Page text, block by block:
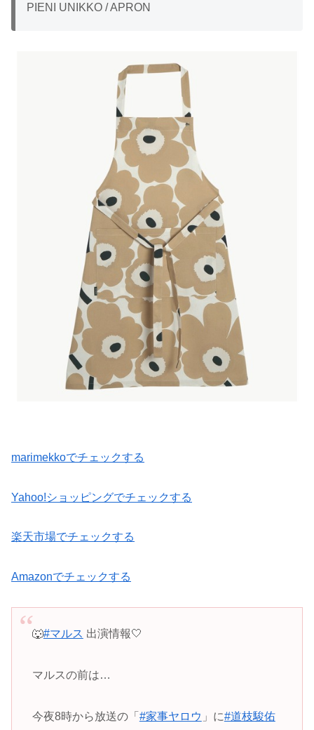
PIENI UNIKKO / APRON
marimekkoでチェックする
Yahoo!ショッピングでチェックする
楽天市場でチェックする
Amazonでチェックする
🐺#マルス 出演情報🤍
マルスの前は…
今夜8時から放送の「 #家事ヤロウ 」に#道枝駿佑